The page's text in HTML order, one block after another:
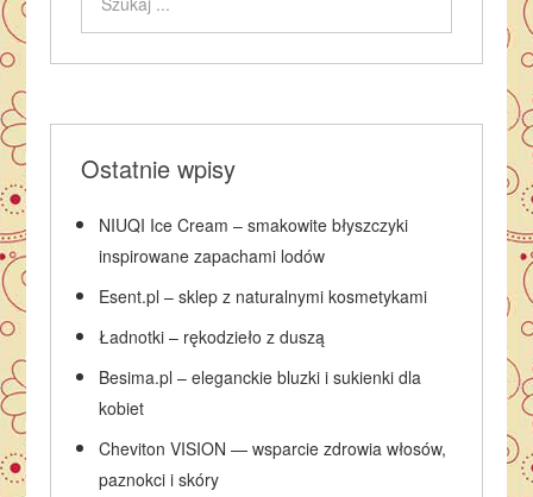
Ostatnie wpisy
NIUQI Ice Cream – smakowite błyszczyki
inspirowane zapachami lodów
Esent.pl – sklep z naturalnymi kosmetykami
Ładnotki – rękodzieło z duszą
Besima.pl – eleganckie bluzki i sukienki dla
kobiet
Cheviton VISION — wsparcie zdrowia włosów,
paznokci i skóry